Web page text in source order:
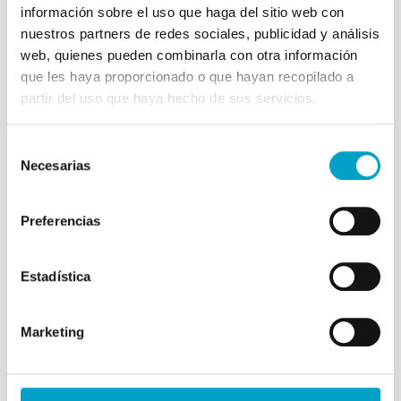
información sobre el uso que haga del sitio web con
nuestros partners de redes sociales, publicidad y análisis
web, quienes pueden combinarla con otra información
que les haya proporcionado o que hayan recopilado a
partir del uso que haya hecho de sus servicios.
Necesarias
Preferencias
Estadística
Marketing
Preguntas frecuentes sobre
Aquí respondemos algunas de las preguntas más
¿Cuánto tiempo tardan los
Los resultados de los análisis básicos como
en minutos. Para análisis más complejos realizados por
laboratorios externos, los resultados se entregan en